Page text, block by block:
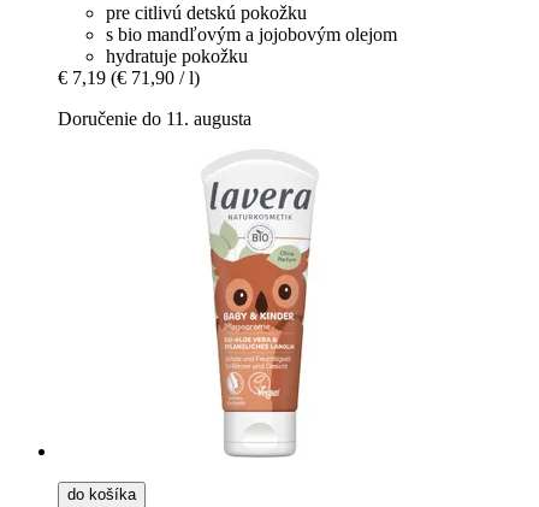
pre citlivú detskú pokožku
s bio mandľovým a jojobovým olejom
hydratuje pokožku
€ 7,19 (€ 71,90 / l)
Doručenie do 11. augusta
do košíka